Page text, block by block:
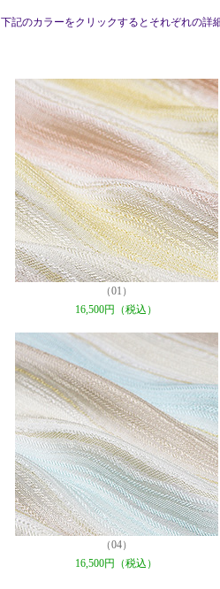
下記のカラーをクリックするとそれぞれの詳
（01）
16,500円（税込）
（04）
16,500円（税込）